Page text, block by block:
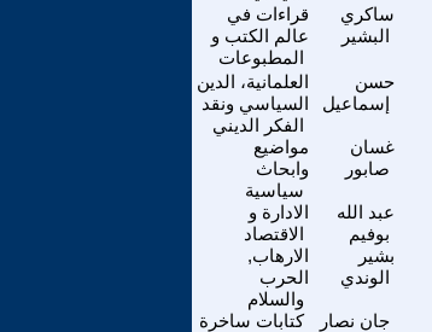
قراءات في
عالم الكتب و
المطبوعات
ساكري
البشير
العلمانية، الدين
السياسي ونقد
الفكر الديني
حسن
إسماعيل
مواضيع
وابحاث
سياسية
غسان
صابور
الادارة و
الاقتصاد
عبد الله
بوفيم
الارهاب,
الحرب
والسلام
بشير
الوندي
كتابات ساخرة جان نصار